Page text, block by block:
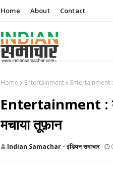
Home About Contact
Home Entertainment Entertainment :
Entertainment : ​​द
मचाया तूफ़ान
Indian Samachar - इंडियन समाचार